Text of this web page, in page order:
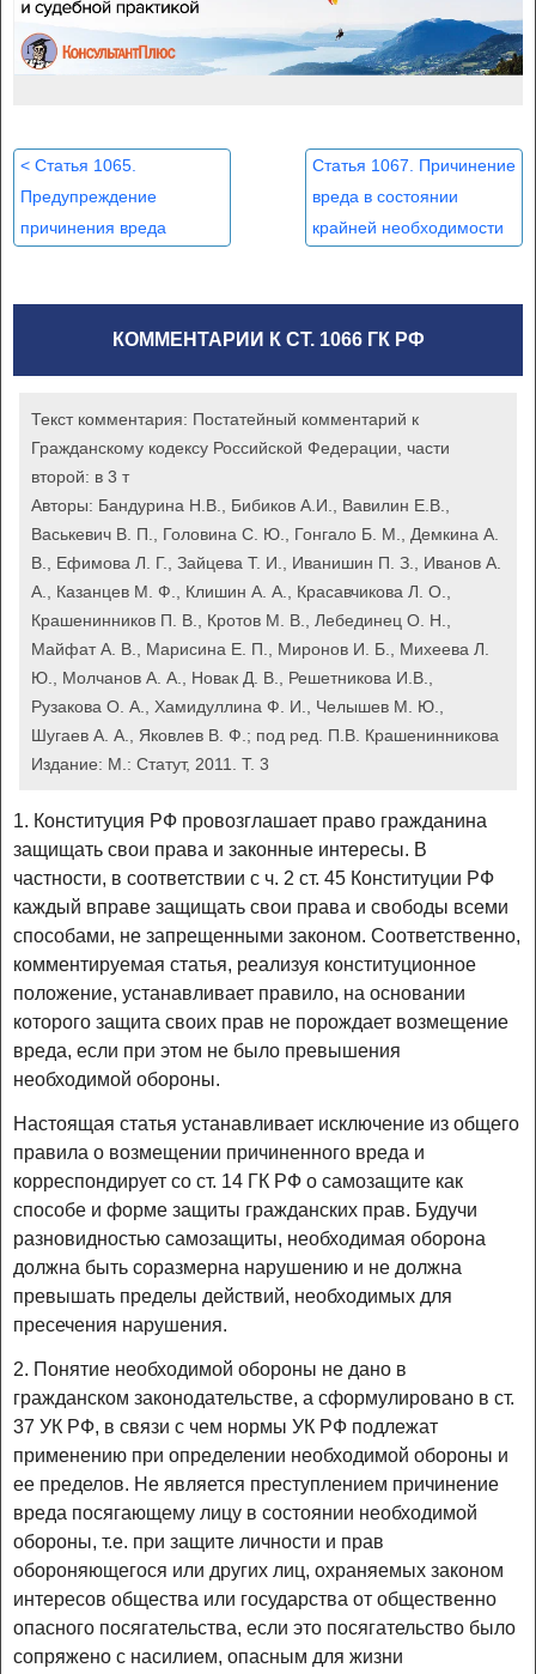
< Статья 1065.
Предупреждение
причинения вреда
Статья 1067. Причинение
вреда в состоянии
крайней необходимости
КОММЕНТАРИИ К СТ. 1066 ГК РФ
Текст комментария: Постатейный комментарий к
Гражданскому кодексу Российской Федерации, части
второй: в 3 т
Авторы: Бандурина Н.В., Бибиков А.И., Вавилин Е.В.,
Васькевич В. П., Головина С. Ю., Гонгало Б. М., Демкина А.
В., Ефимова Л. Г., Зайцева Т. И., Иванишин П. З., Иванов А.
А., Казанцев М. Ф., Клишин А. А., Красавчикова Л. О.,
Крашенинников П. В., Кротов М. В., Лебединец О. Н.,
Майфат А. В., Марисина Е. П., Миронов И. Б., Михеева Л.
Ю., Молчанов А. А., Новак Д. В., Решетникова И.В.,
Рузакова О. А., Хамидуллина Ф. И., Челышев М. Ю.,
Шугаев А. А., Яковлев В. Ф.; под ред. П.В. Крашенинникова
Издание: М.: Статут, 2011. Т. 3
1. Конституция РФ провозглашает право гражданина
защищать свои права и законные интересы. В
частности, в соответствии с ч. 2 ст. 45 Конституции РФ
каждый вправе защищать свои права и свободы всеми
способами, не запрещенными законом. Соответственно,
комментируемая статья, реализуя конституционное
положение, устанавливает правило, на основании
которого защита своих прав не порождает возмещение
вреда, если при этом не было превышения
необходимой обороны.
Настоящая статья устанавливает исключение из общего
правила о возмещении причиненного вреда и
корреспондирует со ст. 14 ГК РФ о самозащите как
способе и форме защиты гражданских прав. Будучи
разновидностью самозащиты, необходимая оборона
должна быть соразмерна нарушению и не должна
превышать пределы действий, необходимых для
пресечения нарушения.
2. Понятие необходимой обороны не дано в
гражданском законодательстве, а сформулировано в ст.
37 УК РФ, в связи с чем нормы УК РФ подлежат
применению при определении необходимой обороны и
ее пределов. Не является преступлением причинение
вреда посягающему лицу в состоянии необходимой
обороны, т.е. при защите личности и прав
обороняющегося или других лиц, охраняемых законом
интересов общества или государства от общественно
опасного посягательства, если это посягательство было
сопряжено с насилием, опасным для жизни